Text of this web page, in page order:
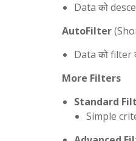
Data को
AutoFilter
Data को filter
More Filters
Standard
Simple